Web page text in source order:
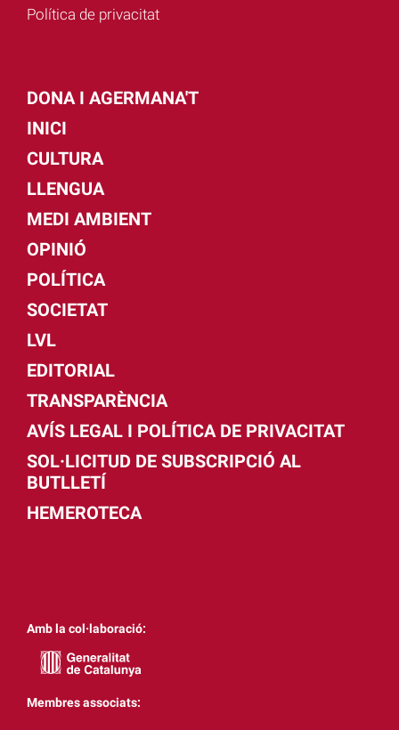
Política de privacitat
DONA I AGERMANA'T
INICI
CULTURA
LLENGUA
MEDI AMBIENT
OPINIÓ
POLÍTICA
SOCIETAT
LVL
EDITORIAL
TRANSPARÈNCIA
AVÍS LEGAL I POLÍTICA DE PRIVACITAT
SOL·LICITUD DE SUBSCRIPCIÓ AL
BUTLLETÍ
HEMEROTECA
Amb la col·laboració:
Membres associats: